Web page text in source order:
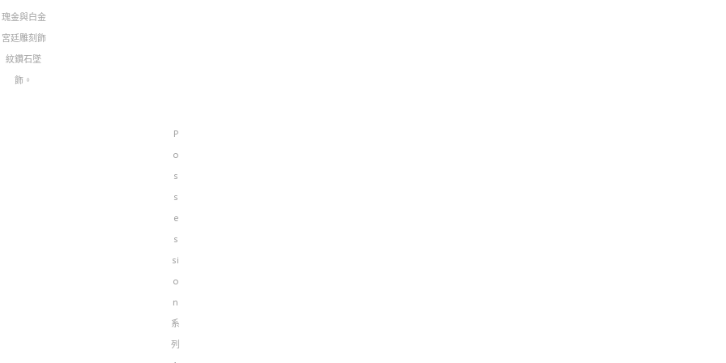
瑰金與白金
宮廷雕刻飾
紋鑽石墜
飾。
P
o
s
s
e
s
si
o
n
系
列